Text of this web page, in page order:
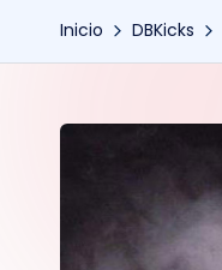
Inicio DBKicks